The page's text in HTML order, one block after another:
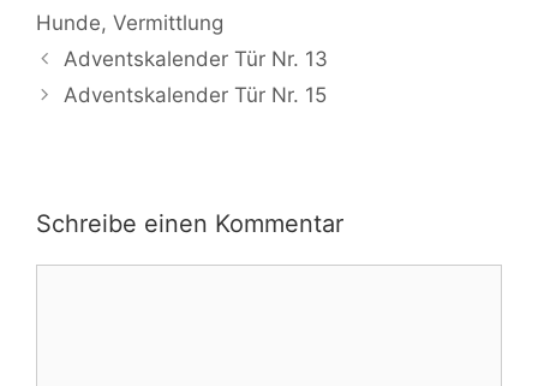
Hunde, Vermittlung
Beitrags-
Navigation
Adventskalender Tür Nr. 13
Adventskalender Tür Nr. 15
Schreibe einen Kommentar